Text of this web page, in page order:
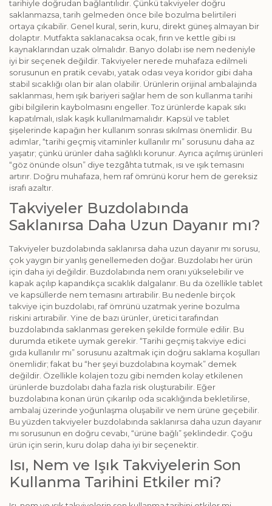
tarihiyle doğrudan bağlantılıdır. Çünkü takviyeler doğru
saklanmazsa, tarih gelmeden önce bile bozulma belirtileri
ortaya çıkabilir. Genel kural, serin, kuru, direkt güneş almayan bir
dolaptır. Mutfakta saklanacaksa ocak, fırın ve kettle gibi ısı
kaynaklarından uzak olmalıdır. Banyo dolabı ise nem nedeniyle
iyi bir seçenek değildir. Takviyeler nerede muhafaza edilmeli
sorusunun en pratik cevabı, yatak odası veya koridor gibi daha
stabil sıcaklığı olan bir alan olabilir. Ürünlerin orijinal ambalajında
saklanması, hem ışık bariyeri sağlar hem de son kullanma tarihi
gibi bilgilerin kaybolmasını engeller. Toz ürünlerde kapak sıkı
kapatılmalı, ıslak kaşık kullanılmamalıdır. Kapsül ve tablet
şişelerinde kapağın her kullanım sonrası sıkılması önemlidir. Bu
adımlar, “tarihi geçmiş vitaminler kullanılır mı” sorusunu daha az
yaşatır; çünkü ürünler daha sağlıklı korunur. Ayrıca açılmış ürünleri
“göz önünde olsun” diye tezgâhta tutmak, ısı ve ışık temasını
artırır. Doğru muhafaza, hem raf ömrünü korur hem de gereksiz
israfı azaltır.
Takviyeler Buzdolabında
Saklanırsa Daha Uzun Dayanır mı?
Takviyeler buzdolabında saklanırsa daha uzun dayanır mı sorusu,
çok yaygın bir yanlış genellemeden doğar. Buzdolabı her ürün
için daha iyi değildir. Buzdolabında nem oranı yükselebilir ve
kapak açılıp kapandıkça sıcaklık dalgalanır. Bu da özellikle tablet
ve kapsüllerde nem temasını artırabilir. Bu nedenle birçok
takviye için buzdolabı, raf ömrünü uzatmak yerine bozulma
riskini artırabilir. Yine de bazı ürünler, üretici tarafından
buzdolabında saklanması gereken şekilde formüle edilir. Bu
durumda etikete uymak gerekir. “Tarihi geçmiş takviye edici
gıda kullanılır mı” sorusunu azaltmak için doğru saklama koşulları
önemlidir; fakat bu “her şeyi buzdolabına koymak” demek
değildir. Özellikle kolajen tozu gibi nemden kolay etkilenen
ürünlerde buzdolabı daha fazla risk oluşturabilir. Eğer
buzdolabına konan ürün çıkarılıp oda sıcaklığında bekletilirse,
ambalaj üzerinde yoğunlaşma oluşabilir ve nem ürüne geçebilir.
Bu yüzden takviyeler buzdolabında saklanırsa daha uzun dayanır
mı sorusunun en doğru cevabı, “ürüne bağlı” şeklindedir. Çoğu
ürün için serin, kuru dolap daha iyi bir seçenektir.
Isı, Nem ve Işık Takviyelerin Son
Kullanma Tarihini Etkiler mi?